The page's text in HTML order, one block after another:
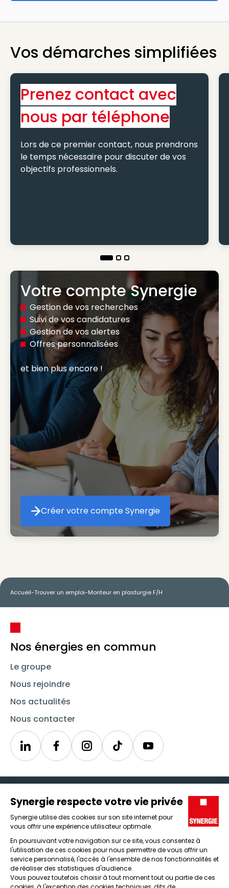
Vos démarches simplifiées
Prenez contact avec
nous par téléphone
Lors de ce premier contact, nous prendrons
le temps nécessaire pour discuter de vos
objectifs professionnels.
Votre compte Synergie
Gestion de vos recherches
Suivi de vos candidatures
Gestion de vos alertes
Offres personnalisées
et bien plus encore !
Créer votre compte Synergie
Créer votre compte Synergie
Accueil-Trouver un emploi-Monteur en plasturgie F/H
Nos énergies en commun
Le groupe
Nous rejoindre
Nos actualités
Nous contacter
LinkedinSynergieInstagramTikTok Youtube
Icône d'illustration
Candidats
Entreprises
Icône d'illustration
Nos agences
Icône d'illustration
Conditions générales d'utilisation et mentions légales
Protection des données